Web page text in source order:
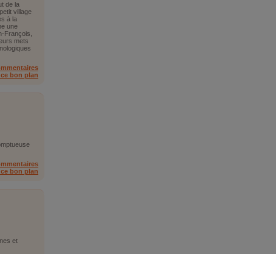
de la
village
à la
une
François,
mets
bon plan
bon plan
et